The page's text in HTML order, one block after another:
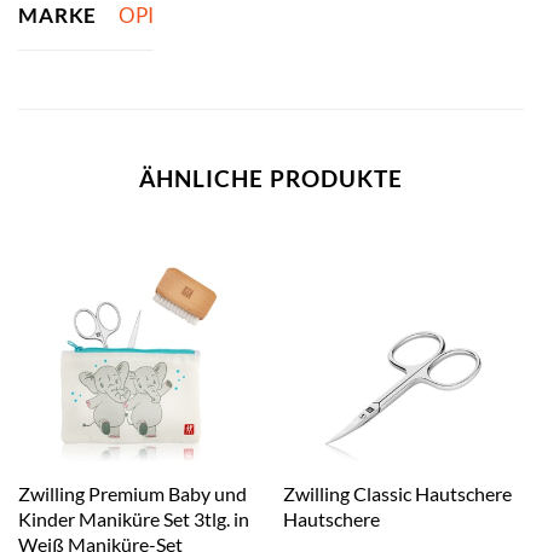
MARKE OPI
ÄHNLICHE PRODUKTE
Zwilling Premium Baby und
Kinder Maniküre Set 3tlg. in
Weiß Maniküre-Set
Zwilling Classic Hautschere
Hautschere